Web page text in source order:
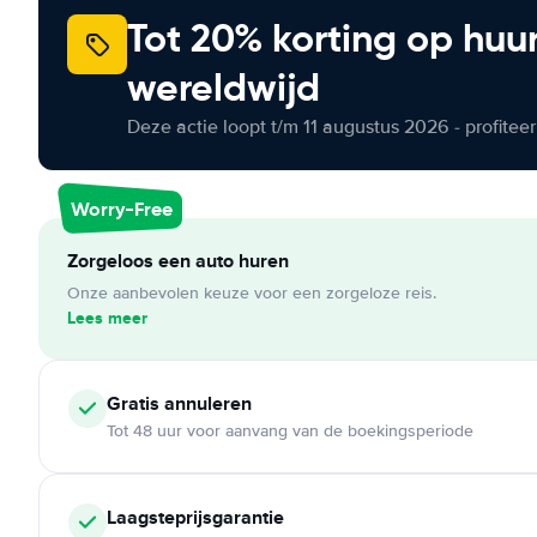
Tot 20% korting op
wereldwijd
Deze actie loopt t/m 11 augustus 2026 -
Worry-Free
Zorgeloos een auto huren
Onze aanbevolen keuze voor een zorgeloze reis.
Lees meer
Gratis annuleren
Tot 48 uur voor aanvang van de boekingsperiode
Laagsteprijsgarantie